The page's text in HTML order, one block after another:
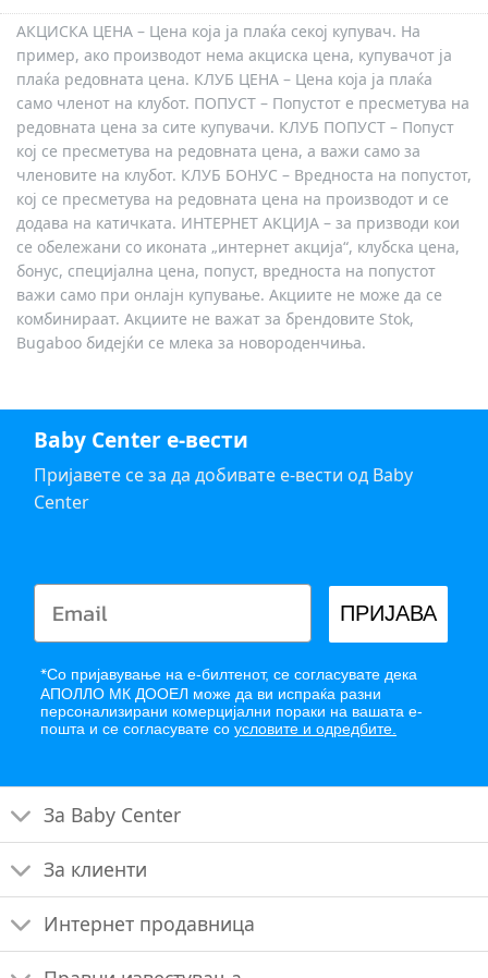
АКЦИСКА ЦЕНА – Цена која ја плаќа секој купувач. На
пример, ако производот нема акциска цена, купувачот ја
плаќа редовната цена. КЛУБ ЦЕНА – Цена која ја плаќа
само членот на клубот. ПОПУСТ – Попустот е пресметува на
редовната цена за сите купувачи. КЛУБ ПОПУСТ – Попуст
кој се пресметува на редовната цена, а важи само за
членовите на клубот. КЛУБ БОНУС – Вредноста на попустот,
кој се пресметува на редовната цена на производот и се
додава на катичката. ИНТЕРНЕТ АКЦИЈА – за призводи кои
се обележани со иконата „интернет акција“, клубска цена,
бонус, специјална цена, попуст, вредноста на попустот
важи само при онлајн купување. Акциите не може да се
комбинираат. Акциите не важат за брендовите Stok,
Bugaboo бидејќи се млека за новороденчиња.
Baby Center е-вести
Пријавете се за да добивате е-вести од Baby
Center
ПРИЈАВА
*Со пријавување на е-билтенот, се согласувате дека
АПОЛЛО МК ДООЕЛ може да ви испраќа разни
персонализирани комерцијални пораки на вашата е-
пошта и се согласувате со условите и одредбите.
За Baby Center
За клиенти
Интернет продавница